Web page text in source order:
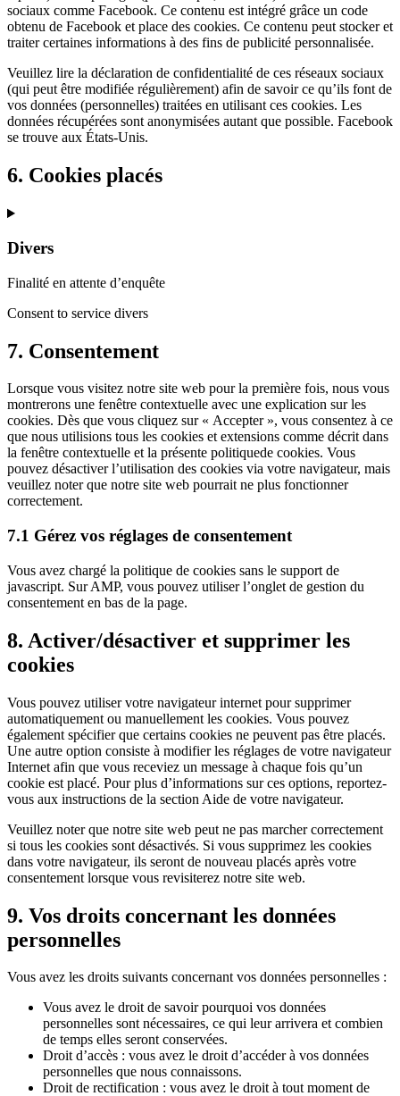
sociaux comme Facebook. Ce contenu est intégré grâce un code
obtenu de Facebook et place des cookies. Ce contenu peut stocker et
traiter certaines informations à des fins de publicité personnalisée.
Veuillez lire la déclaration de confidentialité de ces réseaux sociaux
(qui peut être modifiée régulièrement) afin de savoir ce qu’ils font de
vos données (personnelles) traitées en utilisant ces cookies. Les
données récupérées sont anonymisées autant que possible. Facebook
se trouve aux États-Unis.
6. Cookies placés
Divers
Finalité en attente d’enquête
Consent to service divers
7. Consentement
Lorsque vous visitez notre site web pour la première fois, nous vous
montrerons une fenêtre contextuelle avec une explication sur les
cookies. Dès que vous cliquez sur « Accepter », vous consentez à ce
que nous utilisions tous les cookies et extensions comme décrit dans
la fenêtre contextuelle et la présente politiquede cookies. Vous
pouvez désactiver l’utilisation des cookies via votre navigateur, mais
veuillez noter que notre site web pourrait ne plus fonctionner
correctement.
7.1 Gérez vos réglages de consentement
Vous avez chargé la politique de cookies sans le support de
javascript. Sur AMP, vous pouvez utiliser l’onglet de gestion du
consentement en bas de la page.
8. Activer/désactiver et supprimer les
cookies
Vous pouvez utiliser votre navigateur internet pour supprimer
automatiquement ou manuellement les cookies. Vous pouvez
également spécifier que certains cookies ne peuvent pas être placés.
Une autre option consiste à modifier les réglages de votre navigateur
Internet afin que vous receviez un message à chaque fois qu’un
cookie est placé. Pour plus d’informations sur ces options, reportez-
vous aux instructions de la section Aide de votre navigateur.
Veuillez noter que notre site web peut ne pas marcher correctement
si tous les cookies sont désactivés. Si vous supprimez les cookies
dans votre navigateur, ils seront de nouveau placés après votre
consentement lorsque vous revisiterez notre site web.
9. Vos droits concernant les données
personnelles
Vous avez les droits suivants concernant vos données personnelles :
Vous avez le droit de savoir pourquoi vos données
personnelles sont nécessaires, ce qui leur arrivera et combien
de temps elles seront conservées.
Droit d’accès : vous avez le droit d’accéder à vos données
personnelles que nous connaissons.
Droit de rectification : vous avez le droit à tout moment de